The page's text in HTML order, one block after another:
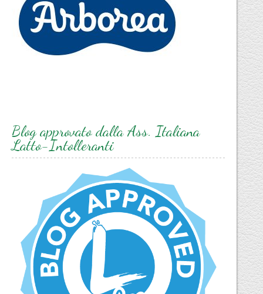
Blog approvato dalla Ass. Italiana
Latto-Intolleranti